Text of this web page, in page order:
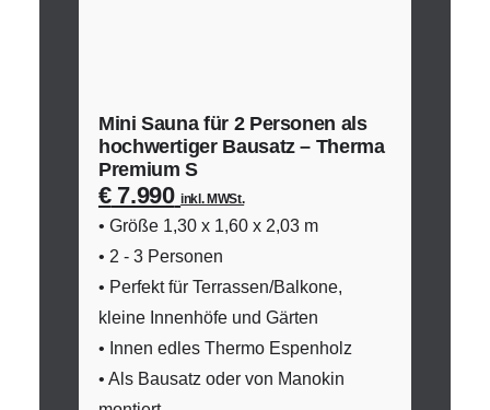
Mini Sauna für 2 Personen als
hochwertiger Bausatz – Therma
Premium S
€7.990 inkl. MWSt.
• Größe 1,30 x 1,60 x 2,03 m
• 2 - 3 Personen
• Perfekt für Terrassen/Balkone,
kleine Innenhöfe und Gärten
• Innen edles Thermo Espenholz
• Als Bausatz oder von Manokin